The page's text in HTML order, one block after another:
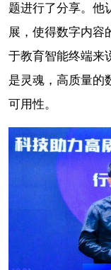
题进行了分享。他
展，使得数字内容
于教育智能终端来
是灵魂，高质量的
可用性。